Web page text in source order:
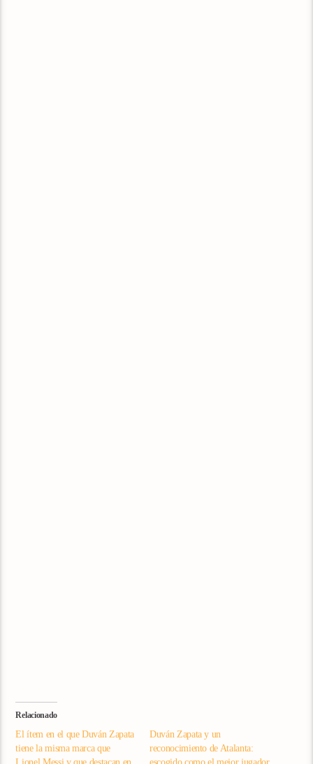
Relacionado
El ítem en el que Duván Zapata
tiene la misma marca que
Duván Zapata y un
reconocimiento de Atalanta: